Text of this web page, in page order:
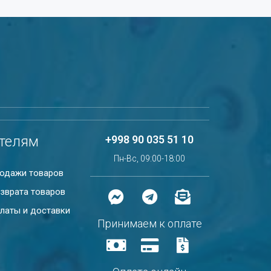
товаров
товаров
и доставки
+998 90 035 51 10
Пн-Вс, 09:00-18:00
Принимаем к оплате